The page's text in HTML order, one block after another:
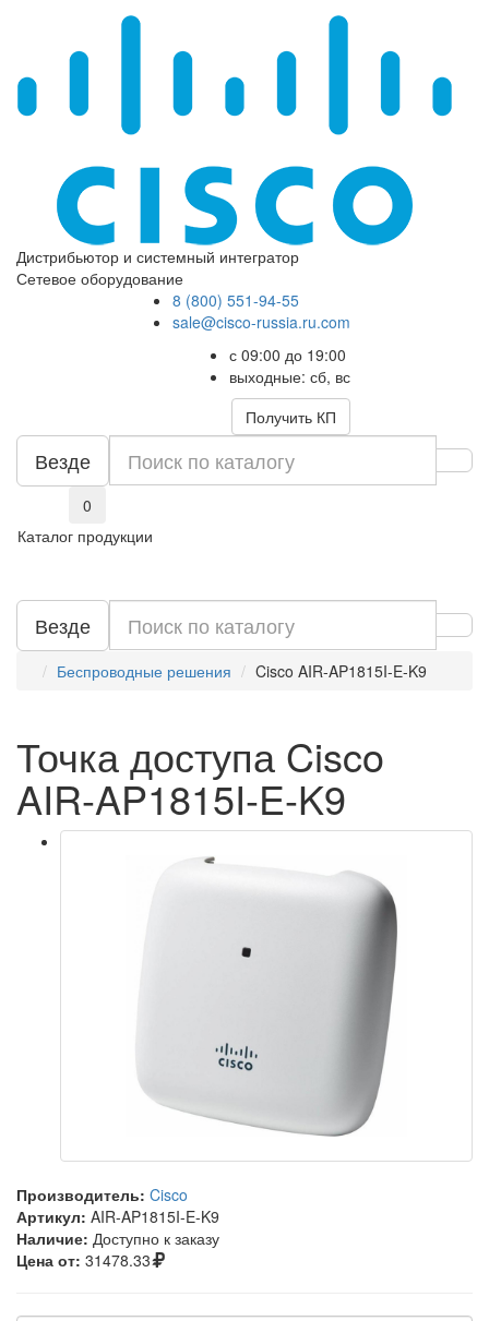
Дистрибьютор и системный интегратор
Сетевое оборудование
8 (800) 551-94-55
sale@cisco-russia.ru.com
с 09:00 до 19:00
выходные: сб, вс
Получить КП
Везде
0
Каталог продукции
Везде
Беспроводные решения Cisco AIR-AP1815I-E-K9
Точка доступа Cisco
AIR-AP1815I-E-K9
Производитель: Cisco
Артикул: AIR-AP1815I-E-K9
Наличие: Доступно к заказу
Цена от: 31478.33